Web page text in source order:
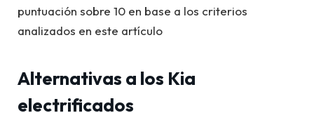
puntuación sobre 10 en base a los criterios
analizados en este artículo
Alternativas a los Kia
electrificados